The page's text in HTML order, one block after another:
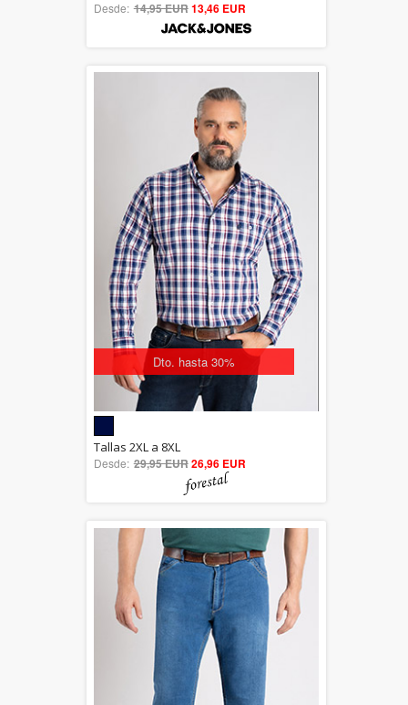
out of 5
Desde: 14,95 EUR13,46 EUR
Dto. hasta 30%
5.00
out of 5
Tallas 2XL a 8XL
Desde: 29,95 EUR26,96 EUR